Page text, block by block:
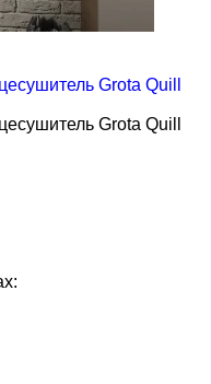
Grota Quill
Grota Quill